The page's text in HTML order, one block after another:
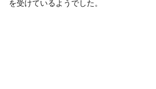
を受けているようでした。